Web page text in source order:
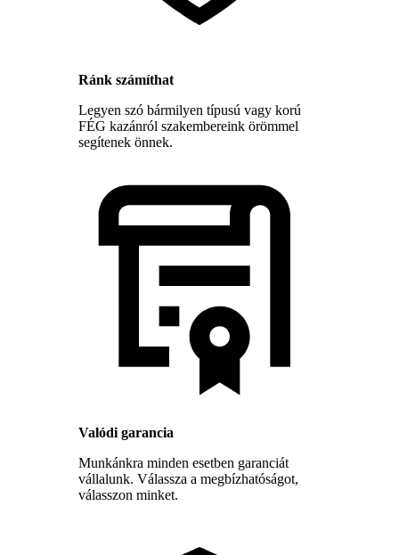
Ránk számíthat
Legyen szó bármilyen típusú vagy korú
FÉG kazánról szakembereink örömmel
segítenek önnek.
Valódi garancia
Munkánkra minden esetben garanciát
vállalunk. Válassza a megbízhatóságot,
válasszon minket.